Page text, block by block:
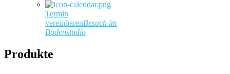
Termin
vereinbarenBesuch im
Bodenstudio
Produkte